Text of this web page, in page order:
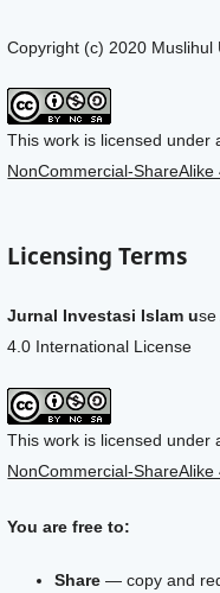
Copyright (c) 2020 Muslihul
This work is licensed under
NonCommercial-
Licensing Terms
Jurnal Investasi Islam use
4.0 International License
This work is licensed under
NonCommercial-
You are free to:
Share — copy and